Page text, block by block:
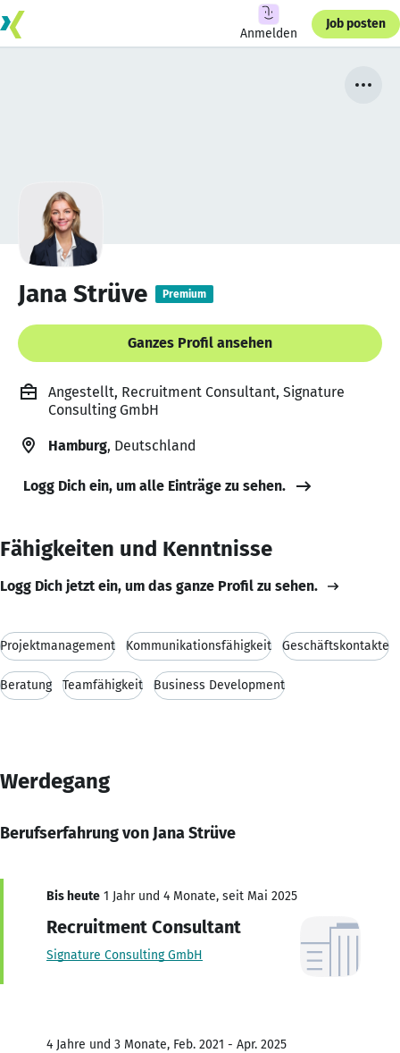
Anmelden
Job posten
Jana Strüve Premium
Ganzes Profil ansehen
Angestellt, Recruitment Consultant, Signature
Consulting GmbH
Hamburg, Deutschland
Logg Dich ein, um alle Einträge zu sehen.
Fähigkeiten und Kenntnisse
Logg Dich jetzt ein, um das ganze Profil zu sehen.
Projektmanagement Kommunikationsfähigkeit Geschäftskontakte
Beratung Teamfähigkeit Business Development
Werdegang
Berufserfahrung von Jana Strüve
Bis heute 1 Jahr und 4 Monate, seit Mai 2025
Recruitment Consultant
Signature Consulting GmbH
4 Jahre und 3 Monate, Feb. 2021 - Apr. 2025